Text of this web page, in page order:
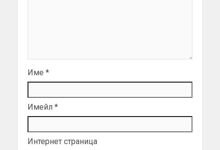
Име *
Имейл *
Интернет страница